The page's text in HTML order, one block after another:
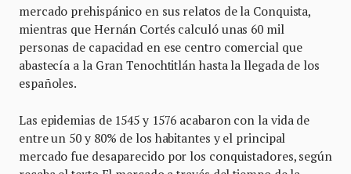
mercado prehispánico en sus relatos de la Conquista,
mientras que Hernán Cortés calculó unas 60 mil
personas de capacidad en ese centro comercial que
abastecía a la Gran Tenochtitlán hasta la llegada de los
españoles.
Las epidemias de 1545 y 1576 acabaron con la vida de
entre un 50 y 80% de los habitantes y el principal
mercado fue desaparecido por los conquistadores, según